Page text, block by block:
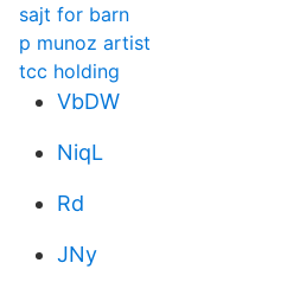
sajt for barn
p munoz artist
tcc holding
VbDW
NiqL
Rd
JNy